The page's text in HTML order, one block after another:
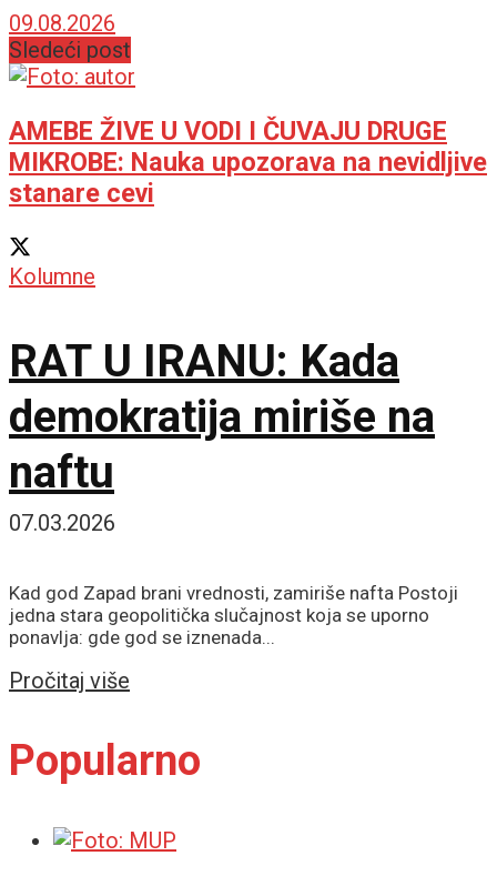
sačuvala nepobedivost
na otvaranju sezone!
09.08.2026
Sledeći post
AMEBE ŽIVE U VODI I ČUVAJU DRUGE
MIKROBE: Nauka upozorava na nevidljive
stanare cevi
Kolumne
RAT U IRANU: Kada
demokratija miriše na
naftu
07.03.2026
Kad god Zapad brani vrednosti, zamiriše nafta Postoji
jedna stara geopolitička slučajnost koja se uporno
ponavlja: gde god se iznenada...
Pročitaj više
Popularno